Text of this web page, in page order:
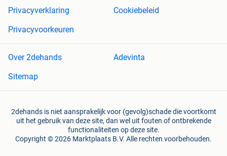
Privacyverklaring
Cookiebeleid
Privacyvoorkeuren
Over 2dehands
Adevinta
Sitemap
2dehands is niet aansprakelijk voor (gevolg)schade die voortkomt
uit het gebruik van deze site, dan wel uit fouten of ontbrekende
functionaliteiten op deze site.
Copyright © 2026 Marktplaats B.V. Alle rechten voorbehouden.